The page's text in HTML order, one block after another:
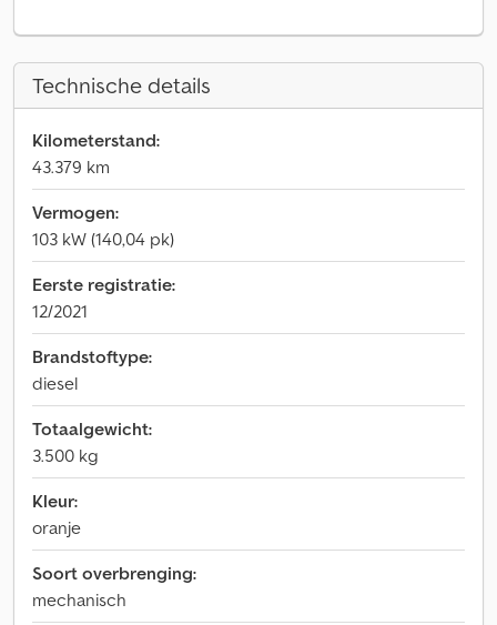
Technische details
Kilometerstand:
43.379 km
Vermogen:
103 kW (140,04 pk)
Eerste registratie:
12/2021
Brandstoftype:
diesel
Totaalgewicht:
3.500 kg
Kleur:
oranje
Soort overbrenging:
mechanisch